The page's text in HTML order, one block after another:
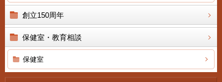
創立150周年
保健室・教育相談
保健室